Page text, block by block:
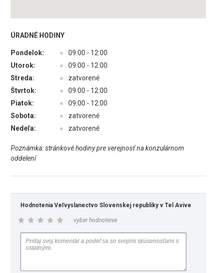
ÚRADNÉ HODINY
Pondelok: ●
09:00 - 12:00
Utorok:
●
09:00 - 12:00
Streda:
●
zatvorené
Štvrtok:
●
09:00 - 12:00
Piatok:
●
09:00 - 12:00
Sobota:
●
zatvorené
Nedeľa:
● zatvorené
Poznámka: stránkové hodiny pre verejnosť na konzulárnom
oddelení
Hodnotenia Veľvyslanectvo Slovenskej republiky v Tel Avive
vyber hodnotenie